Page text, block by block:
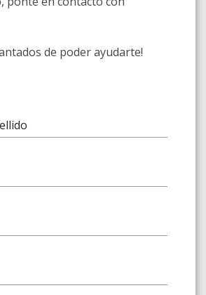
de poder ayudarte!